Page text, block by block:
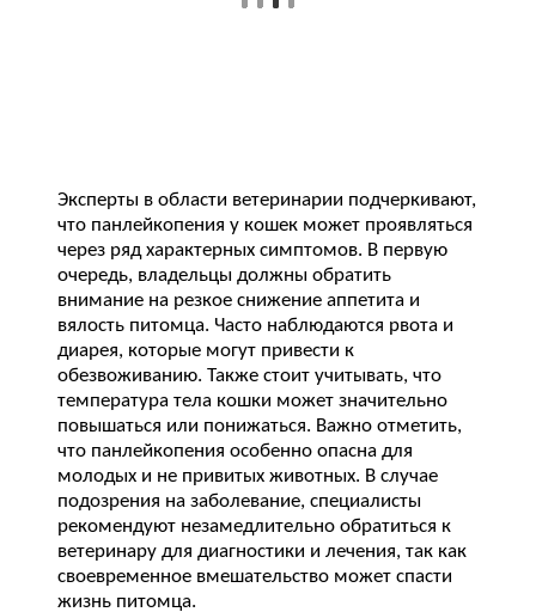
Эксперты в области ветеринарии подчеркивают,
что панлейкопения у кошек может проявляться
через ряд характерных симптомов. В первую
очередь, владельцы должны обратить
внимание на резкое снижение аппетита и
вялость питомца. Часто наблюдаются рвота и
диарея, которые могут привести к
обезвоживанию. Также стоит учитывать, что
температура тела кошки может значительно
повышаться или понижаться. Важно отметить,
что панлейкопения особенно опасна для
молодых и не привитых животных. В случае
подозрения на заболевание, специалисты
рекомендуют незамедлительно обратиться к
ветеринару для диагностики и лечения, так как
своевременное вмешательство может спасти
жизнь питомца.